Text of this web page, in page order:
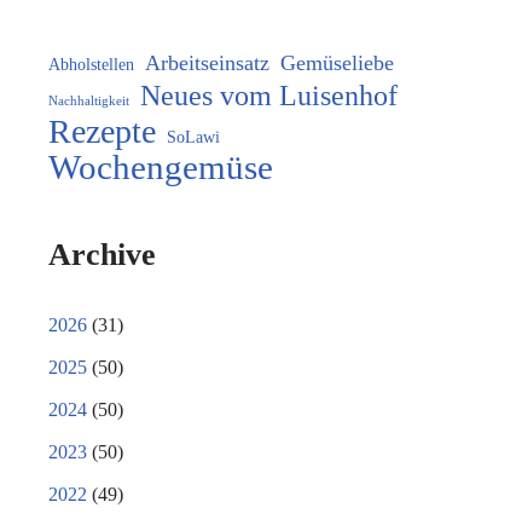
Abholstellen Arbeitseinsatz Gemüseliebe
Nachhaltigkeit Neues vom Luisenhof
Rezepte SoLawi
Wochengemüse
Archive
2026 (31)
2025 (50)
2024 (50)
2023 (50)
2022 (49)